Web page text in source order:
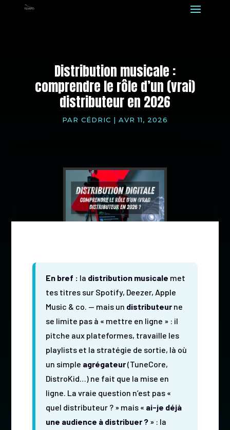
Distribution musicale :
comprendre le rôle d’un (vrai)
distributeur en 2026
PAR CÉDRIC | AVR 11, 2026
En bref : la distribution musicale met
tes titres sur Spotify, Deezer, Apple
Music & co. — mais un distributeurne
se limite pas à « mettre en ligne » : il
pitche aux plateformes, travaille les
playlists et la stratégie de sortie, là où
un simple agrégateur(TuneCore,
DistroKid…) ne fait que la mise en
ligne. La vraie question n’est pas «
quel distributeur ? » mais « ai-je déjà
une audience à distribuer ?» : la